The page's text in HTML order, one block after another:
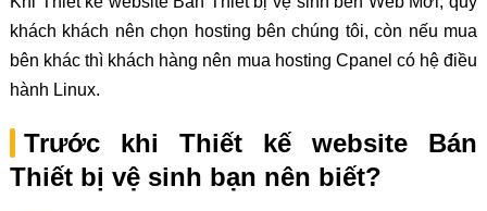
khách khách nên chọn hosting bên chúng tôi, còn nếu mua
bên khác thì khách hàng nên mua hosting Cpanel có hệ điều
hành Linux.
Trước khi Thiết kế website Bán
Thiết bị vệ sinh bạn nên biết?